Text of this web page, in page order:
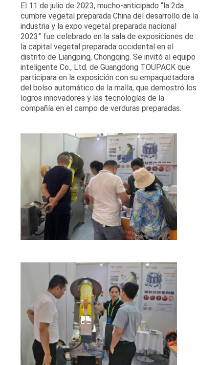
MAPA
DEL
SITIO
POLÍTICA
El 11 de julio de 2023, mucho-anticipado “la 2da
cumbre vegetal preparada China del desarrollo de la
industria y la expo vegetal preparada nacional
2023” fue celebrado en la sala de exposiciones de
la capital vegetal preparada occidental en el
distrito de Liangping, Chongqing. Se invitó al equipo
inteligente Co., Ltd. de Guangdong TOUPACK que
participara en la exposición con su empaquetadora
del bolso automático de la malla, que demostró los
logros innovadores y las tecnologías de la
compañía en el campo de verduras preparadas.